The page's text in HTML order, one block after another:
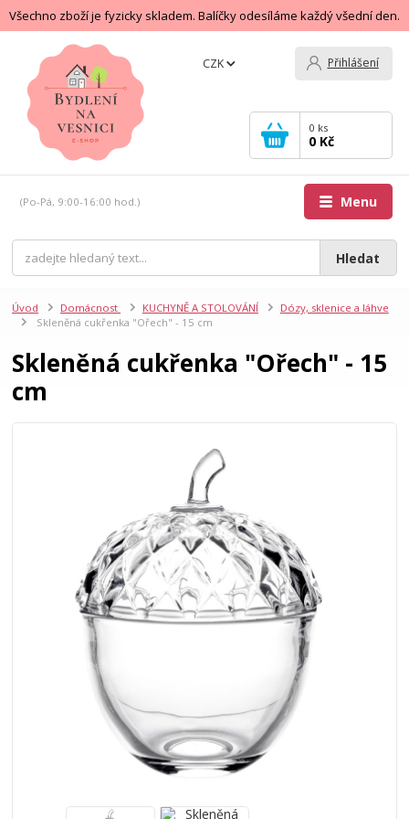
Všechno zboží je fyzicky skladem. Balíčky odesíláme každý všední den.
Menu
CZK Přihlášení
Hledat
(Po-Pá, 9:00-16:00 hod.)
0 ks
0 Kč
Úvod Domácnost KUCHYNĚ A STOLOVÁNÍ
Dózy, sklenice a láhve
Skleněná cukřenka "Ořech" - 15 cm
Skleněná cukřenka "Ořech" - 15
cm